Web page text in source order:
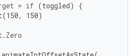
= if (toggled)
{
(150, 150)
. Zero